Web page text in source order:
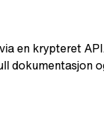
en krypteret
dokumentasjon